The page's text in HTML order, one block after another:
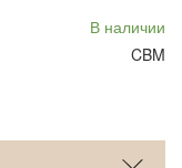
В наличии
CBM